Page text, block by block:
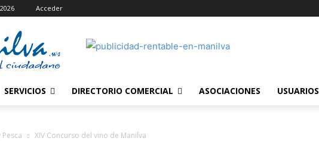
Acceder
SERVICIOS DIRECTORIO COMERCIAL ASOCIACIONES USUARIOS
XIV Concurso del vino de Manilva